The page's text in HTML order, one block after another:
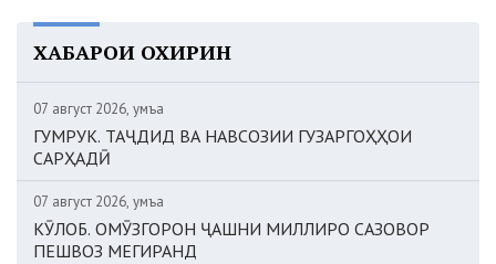
ХАБАРҲОИ ОХИРИН
07 август 2026, Ҷумъа
ГУМРУК. ТАҶДИД ВА НАВСОЗИИ ГУЗАРГОҲҲОИ
САРҲАДӢ
07 август 2026, Ҷумъа
КӮЛОБ. ОМӮЗГОРОН ҶАШНИ МИЛЛИРО САЗОВОР
ПЕШВОЗ МЕГИРАНД